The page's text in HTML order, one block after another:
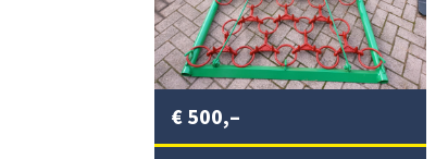
€ 500,–